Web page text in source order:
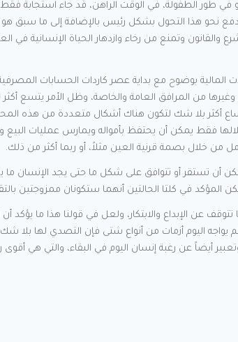
في طور الطفولة، في الوقت الراهن، قد جاء استجابةً
نحو هذا التحول بشكل رئيس بالإضافة إلى ما سبق هو
والقانون وتمنع من رخاء وازدهار الحياة الإنسانية
بوضوح مع بداية عصر كاردات الحسابات
وغيرها من المرافق العامة والخاصة، وظل الأمر يتسع
أكثر بلا شك لتكون هناك أشكال متعددة من هذه
فقط يمكن أن يحتفظ بأمواله ويمارس عمليات
من خلال بصمة قرنية العين مثلاً، أو ربما أكثر من ذلك.
أن تستقر أو تتوافق على شكل ما حتى يجد الإنسان ما
المؤكد في كلتا الحالتين أنهما ستكونان ممزوجتين
تتوقف عن الإبداع والابتكار، ولعل في قولنا هذا ما
يواجه اليوم أزمات من أنواع شتى فإن التصدي لها
أيضاً عن رغبة إنسان اليوم في البقاء، والتي هي